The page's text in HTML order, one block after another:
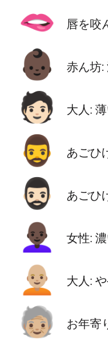
🫦 唇を咬
👶🏿 赤ん坊:
🧑🏻 大人:
🧔‍♂️ あごひ
🧔🏻‍♂️ あごひ
👩🏿‍🦲 女性:
🧑🏼‍🦲 大人:
🧓🏼 お年寄